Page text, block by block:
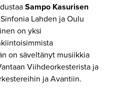
Sampo Kasurisen
Lahden ja Oulu
on yksi
on säveltänyt musiikkia
Viihdeorkesterista ja
ja Avantiin.